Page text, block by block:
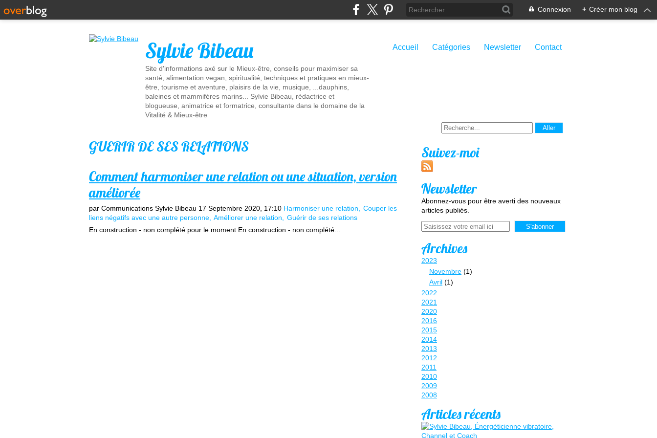
Connexion + Créer mon blog
Sylvie Bibeau
Site d'informations axé sur le Mieux-être, conseils pour maximiser sa
santé, alimentation vegan, spiritualité, techniques et pratiques en mieux-
être, tourisme et aventure, plaisirs de la vie, musique, ...dauphins,
baleines et mammifères marins... Sylvie Bibeau, rédactrice et
blogueuse, animatrice et formatrice, consultante dans le domaine de la
Vitalité & Mieux-être
Accueil Catégories Newsletter Contact
GUERIR DE SES RELATIONS
Comment harmoniser une relation ou une situation, version
améliorée
par Communications Sylvie Bibeau 17 Septembre 2020, 17:10 Harmoniser une relation
Couper les
liens négatifs avec une autre personne Améliorer une relation
Guérir de ses relations
En construction - non complété pour le moment En construction - non complété...
Suivez-moi
Newsletter
Abonnez-vous pour être averti des nouveaux
articles publiés.
Email
Archives
2023
Novembre (1)
Avril (1)
2022
2021
2020
2016
2015
2014
2013
2012
2011
2010
2009
2008
Articles récents